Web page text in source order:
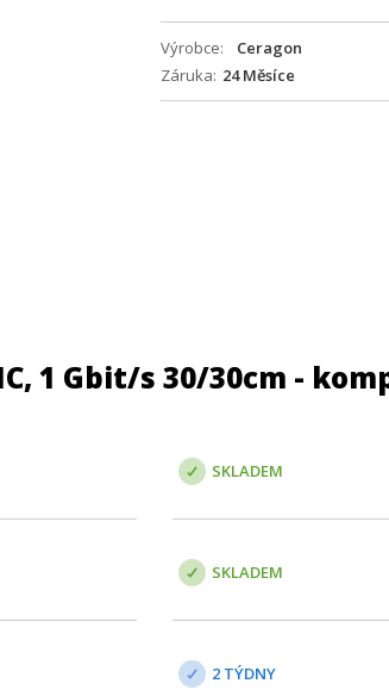
Výrobce Ceragon
Záruka 24 Měsíce
1 Gbit/s 30/30cm -
SKLADEM
SKLADEM
2 TÝDNY